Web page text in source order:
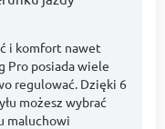
i komfort nawet
Pro posiada wiele
regulować. Dzięki 6
możesz wybrać
maluchowi